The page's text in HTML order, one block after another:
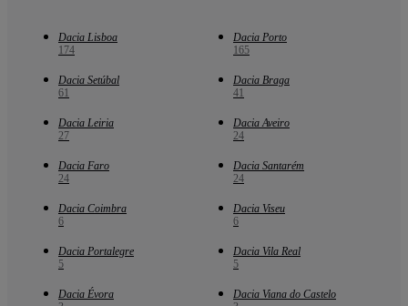
Dacia Lisboa
174
Dacia Porto
165
Dacia Setúbal
61
Dacia Braga
41
Dacia Leiria
27
Dacia Aveiro
24
Dacia Faro
24
Dacia Santarém
24
Dacia Coimbra
6
Dacia Viseu
6
Dacia Portalegre
5
Dacia Vila Real
5
Dacia Évora
Dacia Viana do Castelo